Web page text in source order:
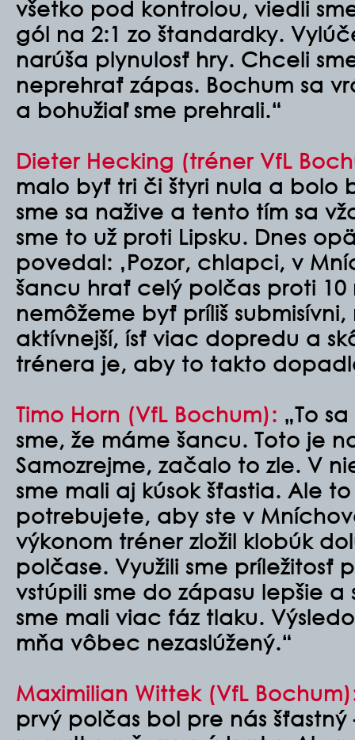
všetko pod kontrolou, viedli
gól na 2:1 zo štandardky.
narúša plynulosť hry. Chceli
neprehrať zápas. Bochum sa
a bohužiaľ sme prehrali.“
Dieter Hecking (tréner VfL
malo byť tri či štyri nula a bolo
sme sa nažive a tento tím sa
sme to už proti Lipsku. Dnes
povedal: ‚Pozor, chlapci, v
šancu hrať celý polčas proti 10
nemôžeme byť príliš
aktívnejší, ísť viac dopredu a
trénera je, aby to takto
Timo Horn (VfL Bochum): „To
sme, že máme šancu. Toto je
Samozrejme, začalo to zle. V
sme mali aj kúsok šťastia. Ale
potrebujete, aby ste v
výkonom tréner zložil klobúk
polčase. Využili sme príležitosť
vstúpili sme do zápasu lepšie a
sme mali viac fáz tlaku.
mňa vôbec nezaslúžený.“
Maximilian Wittek (VfL
prvý polčas bol pre nás